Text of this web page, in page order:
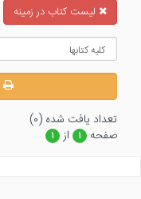
ليست كتاب در زمينه
تعداد يافت شده (۰)
صفحه
۱ از ۱